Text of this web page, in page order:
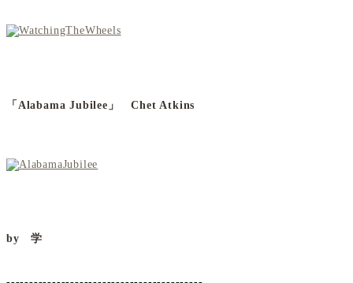
「Alabama Jubilee」 Chet Atkins
by 学